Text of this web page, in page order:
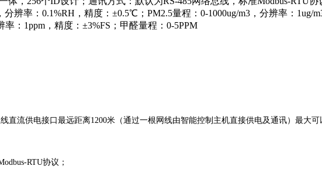
辨率：0.1%RH，精度：±0.5℃；PM2.5量程：0-1000ug/m3，分辨率：1ug/
率：1ppm，精度：±3%FS；甲醛量程：0-5PPM
线直流供电接口最远距离1200米（通过一根网线由智能控制主机直接供电及通讯）最大
RTU协议；